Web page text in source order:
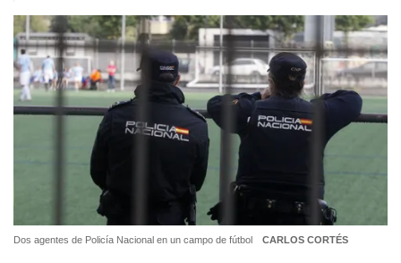
Dos agentes de Policía Nacional en un campo de fútbol CARLOS CORTÉS